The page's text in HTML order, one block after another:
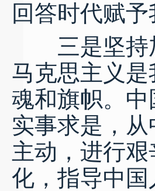
回答时代赋
三是坚持加
马克思主义
魂和旗帜。
实事求是，
主动，进行
化，指导中